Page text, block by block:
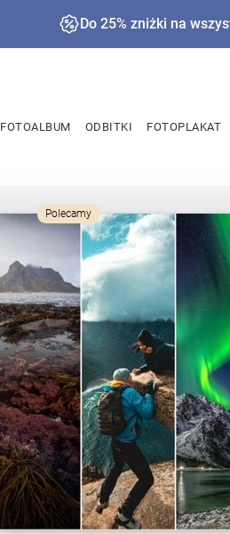
Do 25% zniżki na
FOTOALBUM ODBITKI FOTOPLAKAT
Polecamy